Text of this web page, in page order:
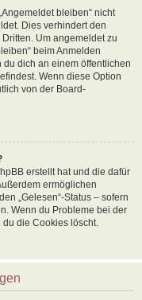
bleiben“ nicht
Dies verhindert den
Um angemeldet zu
beim Anmelden
dich an einem öffentlichen
Wenn diese Option
von der Board-
erstellt hat und die dafür
ermöglichen
„Gelesen“-Status – sofern
Wenn du Probleme bei der
die Cookies löscht.